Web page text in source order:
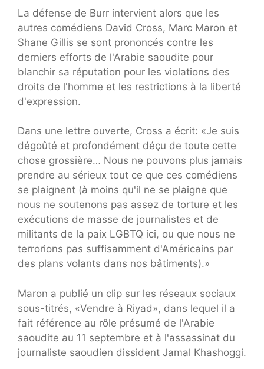
La défense de Burr intervient alors que les
autres comédiens David Cross, Marc Maron et
Shane Gillis se sont prononcés contre les
derniers efforts de l'Arabie saoudite pour
blanchir sa réputation pour les violations des
droits de l'homme et les restrictions à la liberté
d'expression.
Dans une lettre ouverte, Cross a écrit: «Je suis
dégoûté et profondément déçu de toute cette
chose grossière… Nous ne pouvons plus jamais
prendre au sérieux tout ce que ces comédiens
se plaignent (à moins qu'il ne se plaigne que
nous ne soutenons pas assez de torture et les
exécutions de masse de journalistes et de
militants de la paix LGBTQ ici, ou que nous ne
terrorions pas suffisamment d'Américains par
des plans volants dans nos bâtiments).»
Maron a publié un clip sur les réseaux sociaux
sous-titrés, «Vendre à Riyad», dans lequel il a
fait référence au rôle présumé de l'Arabie
saoudite au 11 septembre et à l'assassinat du
journaliste saoudien dissident Jamal Khashoggi.